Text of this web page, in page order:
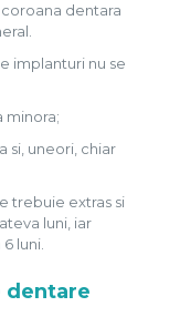
dentara
implanturi nu se
minora;
si, uneori, chiar
trebuie extras si
luni, iar
luni.
dentare